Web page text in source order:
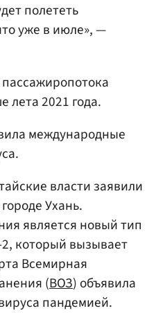
полететь
уже в июле», —
лета 2021 года.
международные
власти заявили
Ухань.
является новый тип
2, который вызывает
Всемирная
(ВОЗ) объявила
пандемией.